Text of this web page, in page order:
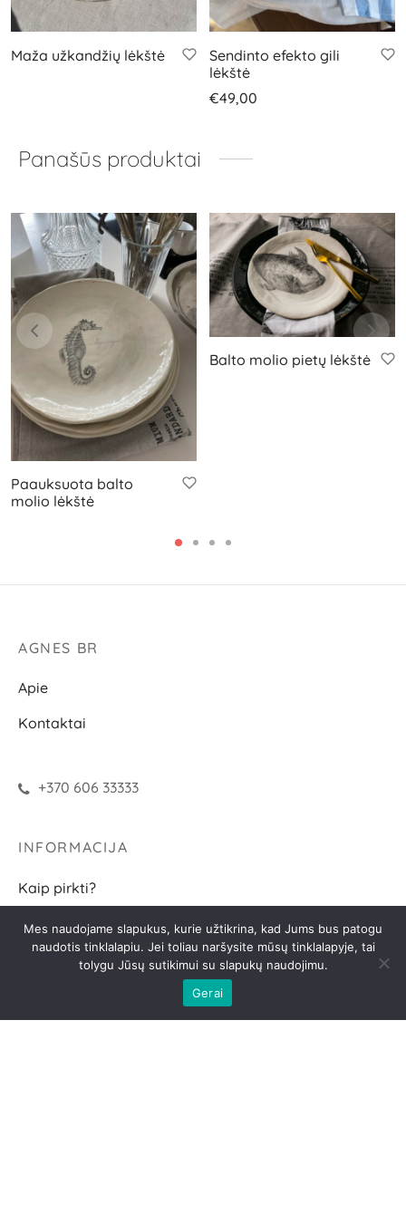
Maža užkandžių lėkštė
Sendinto efekto gili
lėkštė
€49,00
Panašūs produktai
Paauksuota balto
molio lėkštė
Balto molio pietų lėkštė
AGNES BR
Apie
Kontaktai
+370 606 33333
INFORMACIJA
Kaip pirkti?
Pristatymo sąlygos
Grąžinimo sąlygos
Mes naudojame slapukus, kurie užtikrina, kad Jums bus patogu
naudotis tinklalapiu. Jei toliau naršysite mūsų tinklalapyje, tai
tolygu Jūsų sutikimui su slapukų naudojimu.
Gerai